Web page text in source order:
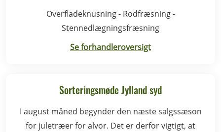
Overfladeknusning - Rodfræsning -
Stennedlægningsfræsning
Se forhandleroversigt
Sorteringsmøde Jylland syd
I august måned begynder den næste salgssæson
for juletræer for alvor. Det er derfor vigtigt, at